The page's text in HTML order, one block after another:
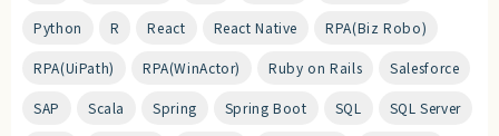
Python R React React Native RPA(Biz Robo)
RPA(UiPath) RPA(WinActor) Ruby on Rails Salesforce
SAP Scala Spring Spring Boot SQL SQL Server